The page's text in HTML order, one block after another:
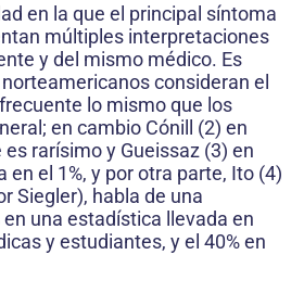
en la que el principal síntoma
múltiples interpretaciones
y del mismo médico. Es
consideran el
lo mismo que los
en cambio Cónill (2) en
rarísimo y Gueissaz (3) en
en el 1%, y por otra parte, Ito (4)
Siegler), habla de una
una estadística llevada en
y estudiantes, y el 40% en